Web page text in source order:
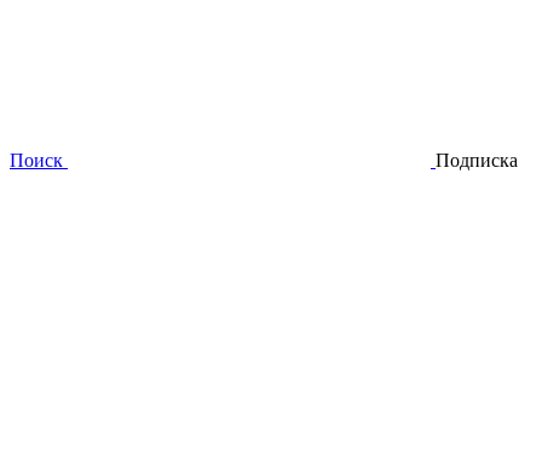
Поиск Подписка